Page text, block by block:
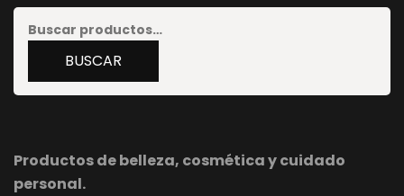
BUSCAR
Productos de belleza, cosmética y cuidado
personal.